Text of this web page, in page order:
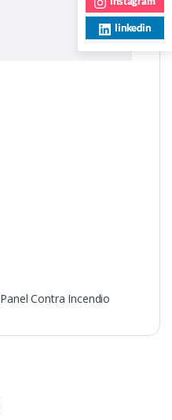
Panel Contra Incendio
linkedin